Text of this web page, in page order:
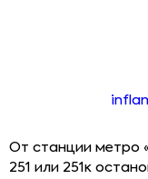
От станции метро
251 или 251к